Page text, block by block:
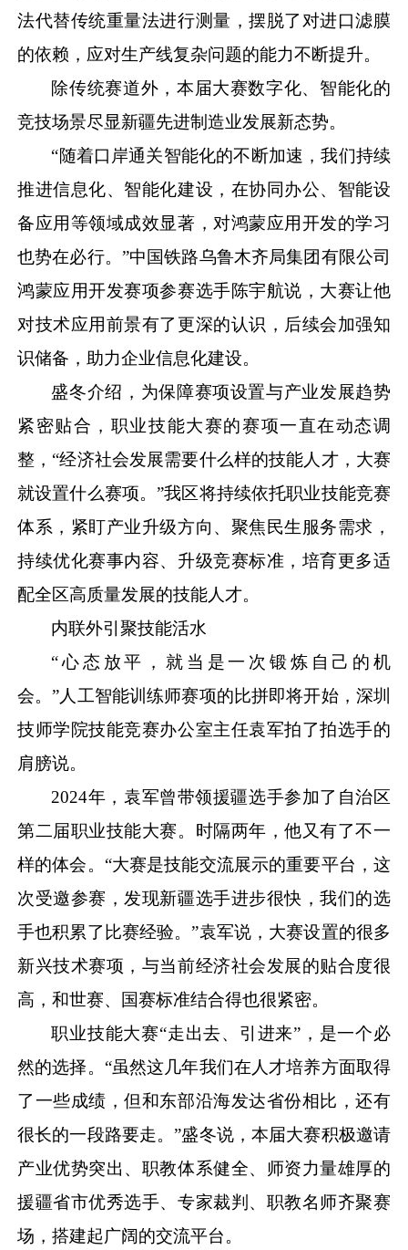
法代替传统重量法进行测量，摆脱了对进口滤膜
的依赖，应对生产线复杂问题的能力不断提升。
除传统赛道外，本届大赛数字化、智能化的
竞技场景尽显新疆先进制造业发展新态势。
“随着口岸通关智能化的不断加速，我们持续
推进信息化、智能化建设，在协同办公、智能设
备应用等领域成效显著，对鸿蒙应用开发的学习
也势在必行。”中国铁路乌鲁木齐局集团有限公司
鸿蒙应用开发赛项参赛选手陈宇航说，大赛让他
对技术应用前景有了更深的认识，后续会加强知
识储备，助力企业信息化建设。
盛冬介绍，为保障赛项设置与产业发展趋势
紧密贴合，职业技能大赛的赛项一直在动态调
整， “经济社会发展需要什么样的技能人才，大赛
就设置什么赛项。”我区将持续依托职业技能竞赛
体系，紧盯产业升级方向、聚焦民生服务需求，
持续优化赛事内容、升级竞赛标准，培育更多适
配全区高质量发展的技能人才。
内联外引聚技能活水
“心态放平，就当是一次锻炼自己的机
会。”人工智能训练师赛项的比拼即将开始，深圳
技师学院技能竞赛办公室主任袁军拍了拍选手的
肩膀说。
2024年，袁军曾带领援疆选手参加了自治区
第二届职业技能大赛。时隔两年，他又有了不一
样的体会。“大赛是技能交流展示的重要平台，这
次受邀参赛，发现新疆选手进步很快，我们的选
手也积累了比赛经验。”袁军说，大赛设置的很多
新兴技术赛项，与当前经济社会发展的贴合度很
高，和世赛、国赛标准结合得也很紧密。
职业技能大赛“走出去、引进来”，是一个必
然的选择。“虽然这几年我们在人才培养方面取得
了一些成绩，但和东部沿海发达省份相比，还有
很长的一段路要走。”盛冬说，本届大赛积极邀请
产业优势突出、职教体系健全、师资力量雄厚的
援疆省市优秀选手、专家裁判、职教名师齐聚赛
场，搭建起广阔的交流平台。